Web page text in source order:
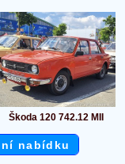
Škoda 120 742.12 MII
nabídku